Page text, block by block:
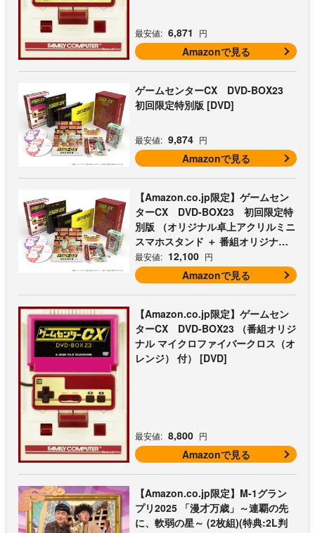
最安値: 6,871 円
Amazonで見る
ゲームセンターCX DVD-BOX23
初回限定特別版 [DVD]
最安値: 9,874 円
Amazonで見る
【Amazon.co.jp限定】ゲームセン
ターCX DVD-BOX23 初回限定特
別版 （オリジナル卓上アクリルミニ
スマホスタンド ＋ 番組オリジナル
マイクロファイバークロス（オレン
ジ） 付） [DVD]
最安値: 12,100 円
Amazonで見る
【Amazon.co.jp限定】ゲームセン
ターCX DVD-BOX23 （番組オリジ
ナル マイクロファイバークロス（オ
レンジ） 付） [DVD]
最安値: 8,800 円
Amazonで見る
【Amazon.co.jp限定】M-1グラン
プリ2025 「漫才万歳」～連覇の先
に、軟弱の星～ (2枚組)(特典:2L判